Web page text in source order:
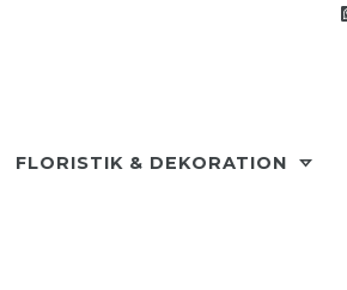
FLORISTIK & DEKORATION